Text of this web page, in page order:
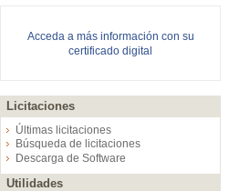
Acceda a más información con su
certificado digital
Licitaciones
Últimas licitaciones
Búsqueda de licitaciones
Descarga de Software
Utilidades